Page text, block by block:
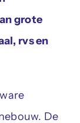
grote
rvs en
De